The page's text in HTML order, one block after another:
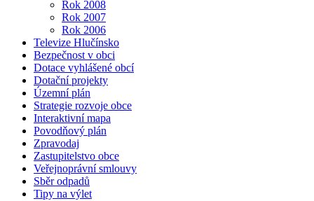
Rok 2008
Rok 2007
Rok 2006
Televize Hlučínsko
Bezpečnost v obci
Dotace vyhlášené obcí
Dotační projekty
Územní plán
Strategie rozvoje obce
Interaktivní mapa
Povodňový plán
Zpravodaj
Zastupitelstvo obce
Veřejnoprávní smlouvy
Sběr odpadů
Tipy na výlet